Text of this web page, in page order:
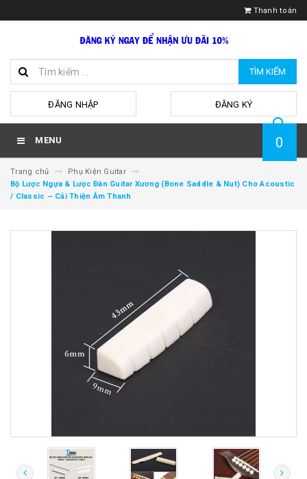
Thanh toán
TÌM KIẾM
ĐĂNG NHẬP ĐĂNG KÝ
MENU 0
Trang chủ
Phụ Kiện Guitar
Bộ Lược Ngựa & Lược Đàn Guitar Xương (Bone Saddle & Nut) Cho Acoustic
/ Classic – Cải Thiện Âm Thanh